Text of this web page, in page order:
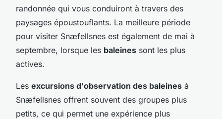
randonnée qui vous conduiront à travers des
paysages époustouflants. La meilleure période
pour visiter Snæfellsnes est également de mai à
septembre, lorsque les baleines sont les plus
actives.
Les excursions d'observation des baleines à
Snæfellsnes offrent souvent des groupes plus
petits, ce qui permet une expérience plus